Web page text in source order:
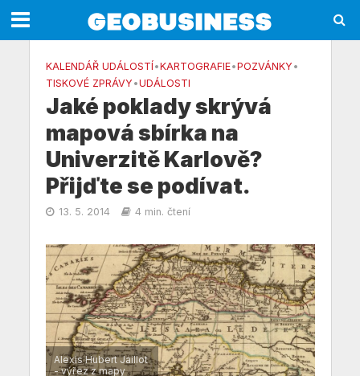
KALENDÁŘ UDÁLOSTÍ •KARTOGRAFIE•POZVÁNKY •
TISKOVÉ ZPRÁVY •UDÁLOSTI
Jaké poklady skrývá
mapová sbírka na
Univerzitě Karlově?
Přijďte se podívat.
13. 5. 2014 4 min. čtení
Alexis Hubert Jaillot
- výřez z mapy